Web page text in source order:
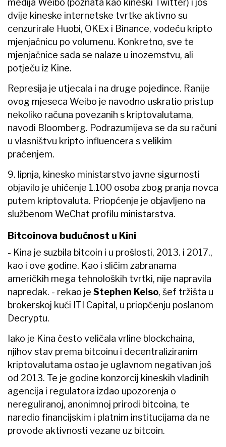
medija Weibo (poznata kao kineski Twitter) i još
dvije kineske internetske tvrtke aktivno su
cenzurirale Huobi, OKEx i Binance, vodeću kripto
mjenjačnicu po volumenu. Konkretno, sve te
mjenjačnice sada se nalaze u inozemstvu, ali
potječu iz Kine.
Represija je utjecala i na druge pojedince. Ranije
ovog mjeseca Weibo je navodno uskratio pristup
nekoliko računa povezanih s kriptovalutama,
navodi Bloomberg. Podrazumijeva se da su računi
u vlasništvu kripto influencera s velikim
praćenjem.
9. lipnja, kinesko ministarstvo javne sigurnosti
objavilo je uhićenje 1.100 osoba zbog pranja novca
putem kriptovaluta. Priopćenje je objavljeno na
službenom WeChat profilu ministarstva.
Bitcoinova budućnost u Kini
- Kina je suzbila bitcoin i u prošlosti, 2013. i 2017.,
kao i ove godine. Kao i sličim zabranama
američkih mega tehnoloških tvrtki, nije napravila
napredak. - rekao je Stephen Kelso, šef tržišta u
brokerskoj kući ITI Capital, u priopćenju poslanom
Decryptu.
Iako je Kina često veličala vrline blockchaina,
njihov stav prema bitcoinu i decentraliziranim
kriptovalutama ostao je uglavnom negativan još
od 2013. Te je godine konzorcij kineskih vladinih
agencija i regulatora izdao upozorenja o
nereguliranoj, anonimnoj prirodi bitcoina, te
naredio financijskim i platnim institucijama da ne
provode aktivnosti vezane uz bitcoin.